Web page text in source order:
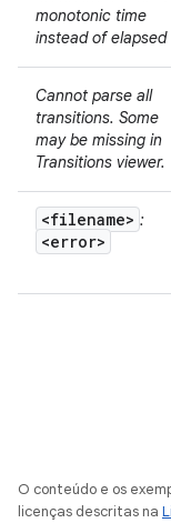
monotonic time
instead of elapsed
Cannot parse all
transitions. Some
may be missing in
Transitions viewer.
<filename> :
<error>
O conteúdo e os
licenças descritas na